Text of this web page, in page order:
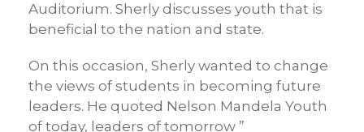
Auditorium. Sherly discusses youth that is
beneficial to the nation and state.
On this occasion, Sherly wanted to change
the views of students in becoming future
leaders. He quoted Nelson Mandela Youth
of today, leaders of tomorrow ”